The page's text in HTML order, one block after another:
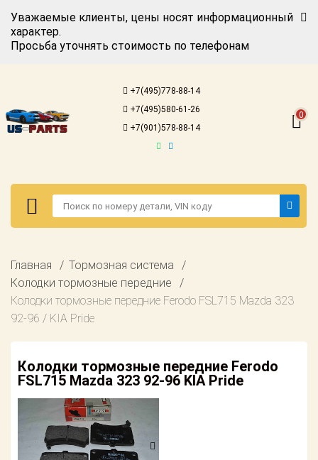
Уважаемые клиенты, цены носят информационный
характер.
Просьба уточнять стоимость по телефонам
+7(495)778-88-14
+7(495)580-61-26
+7(901)578-88-14
0
Авторизация
американских
автомобилей
запросу
техобслуживание
Доставка
Оплата
Возврат
Поставщикам
Партнерство и
сотрудничество
Регистрация
Каталог для
американских
Онлайн каталоги
- любые
Подбор по
запросу
Главная
Тормозная система
Колодки тормозные передние
Колодки тормозные передние Ferodo FSL715 Mazda 323
92-96 / KIA Pride
Колодки тормозные передние Ferodo
FSL715 Mazda 323 92-96 KIA Pride